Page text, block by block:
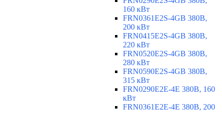
160 кВт
FRN0361E2S-4GB 380В,
200 кВт
FRN0415E2S-4GB 380В,
220 кВт
FRN0520E2S-4GB 380В,
280 кВт
FRN0590E2S-4GB 380В,
315 кВт
FRN0290E2E-4E 380В, 160
кВт
FRN0361E2E-4E 380В, 200